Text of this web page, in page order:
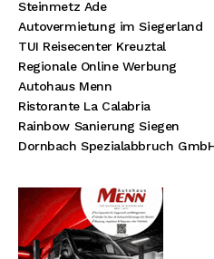
Steinmetz Ade
Autovermietung im Siegerland
TUI Reisecenter Kreuztal
Regionale Online Werbung
Autohaus Menn
Ristorante La Calabria
Rainbow Sanierung Siegen
Dornbach Spezialabbruch